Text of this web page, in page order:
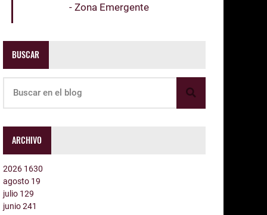
- Zona Emergente
BUSCAR
ARCHIVO
2026 1630
agosto 19
julio 129
junio241